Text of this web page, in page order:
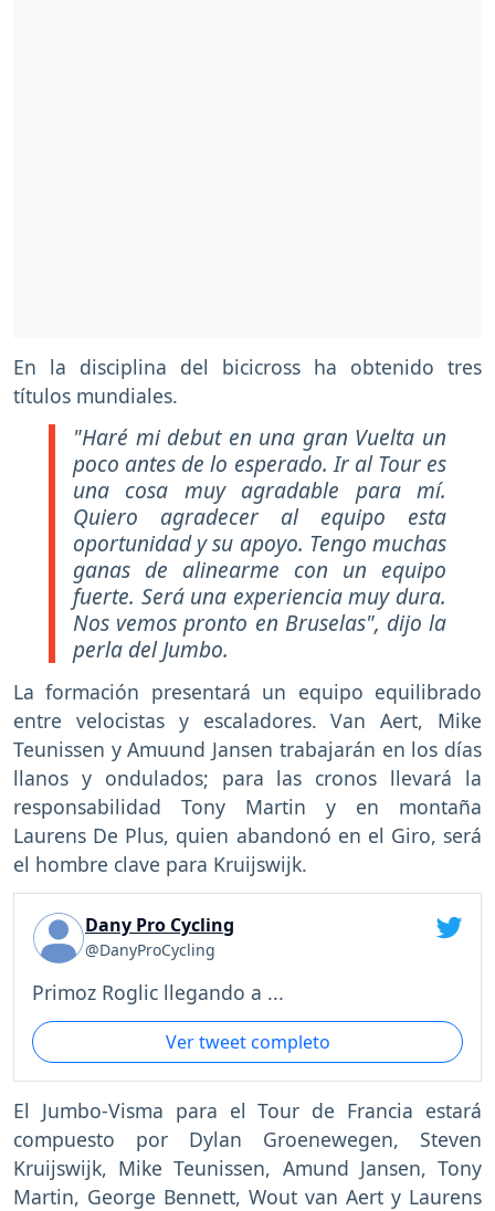
En la disciplina del bicicross ha obtenido tres
títulos mundiales.
"Haré mi debut en una gran Vuelta un
poco antes de lo esperado. Ir al Tour es
una cosa muy agradable para mí.
Quiero agradecer al equipo esta
oportunidad y su apoyo. Tengo muchas
ganas de alinearme con un equipo
fuerte. Será una experiencia muy dura.
Nos vemos pronto en Bruselas", dijo la
perla del Jumbo.
La formación presentará un equipo equilibrado
entre velocistas y escaladores. Van Aert, Mike
Teunissen y Amuund Jansen trabajarán en los días
llanos y ondulados; para las cronos llevará la
responsabilidad Tony Martin y en montaña
Laurens De Plus, quien abandonó en el Giro, será
el hombre clave para Kruijswijk.
Dany Pro Cycling
@DanyProCycling
Primoz Roglic llegando a ...
Ver tweet completo
El Jumbo-Visma para el Tour de Francia estará
compuesto por Dylan Groenewegen, Steven
Kruijswijk, Mike Teunissen, Amund Jansen, Tony
Martin, George Bennett, Wout van Aert y Laurens